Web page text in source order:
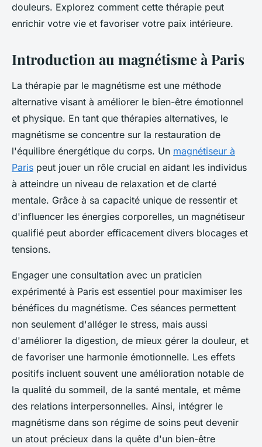
douleurs. Explorez comment cette thérapie peut
enrichir votre vie et favoriser votre paix intérieure.
Introduction au magnétisme à Paris
La thérapie par le magnétisme est une méthode
alternative visant à améliorer le bien-être émotionnel
et physique. En tant que thérapies alternatives, le
magnétisme se concentre sur la restauration de
l'équilibre énergétique du corps. Un magnétiseur à
Paris peut jouer un rôle crucial en aidant les individus
à atteindre un niveau de relaxation et de clarté
mentale. Grâce à sa capacité unique de ressentir et
d'influencer les énergies corporelles, un magnétiseur
qualifié peut aborder efficacement divers blocages et
tensions.
Engager une consultation avec un praticien
expérimenté à Paris est essentiel pour maximiser les
bénéfices du magnétisme. Ces séances permettent
non seulement d'alléger le stress, mais aussi
d'améliorer la digestion, de mieux gérer la douleur, et
de favoriser une harmonie émotionnelle. Les effets
positifs incluent souvent une amélioration notable de
la qualité du sommeil, de la santé mentale, et même
des relations interpersonnelles. Ainsi, intégrer le
magnétisme dans son régime de soins peut devenir
un atout précieux dans la quête d'un bien-être